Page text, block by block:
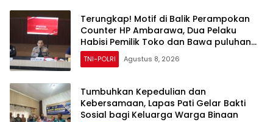
Terungkap! Motif di Balik Perampokan
Counter HP Ambarawa, Dua Pelaku
Habisi Pemilik Toko dan Bawa puluhan
HP
TNI-POLRI Agustus 8, 2026
Tumbuhkan Kepedulian dan
Kebersamaan, Lapas Pati Gelar Bakti
Sosial bagi Keluarga Warga Binaan